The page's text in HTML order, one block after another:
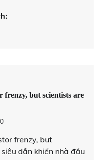
frenzy, but scientists are
0
frenzy, but
dẫn khiến nhà đầu